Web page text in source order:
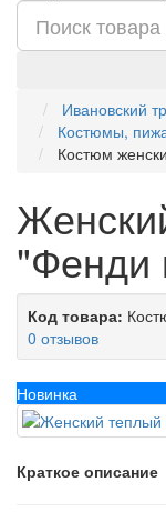
Ивановский
Костюмы,
Костюм
"Фенди
Код товара:
0 отзывов
Новинка
Краткое описание